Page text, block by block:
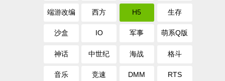
端游改编 西方 H5 生存
沙盒 IO 军事 萌系Q版
神话 中世纪 海战 格斗
音乐 竞速 DMM RTS